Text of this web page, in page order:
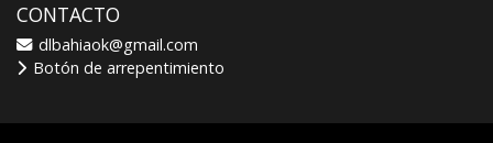
CONTACTO
dlbahiaok@gmail.com
Botón de arrepentimiento